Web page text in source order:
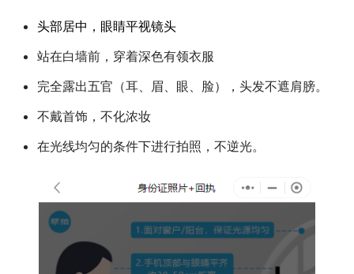
头部居中，眼睛平视镜头
站在白墙前，穿着深色有领衣服
完全露出五官（耳、眉、眼、脸），头发不遮肩膀。
不戴首饰，不化浓妆
在光线均匀的条件下进行拍照，不逆光。